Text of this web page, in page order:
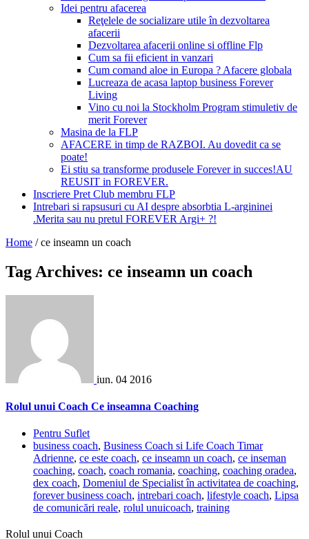
Idei pentru afacerea
Reţelele de socializare utile în dezvoltarea
afacerii
Dezvoltarea afacerii online si offline Flp
Cum sa fii eficient in vanzari
Cum comand aloe in Europa ? Afacere globala
Lucreaza de acasa laptop business Forever
Living
Vino cu noi la Stockholm Program stimuletiv de
merit Forever
Masina de la FLP
AFACERE in timp de RAZBOI. Au dovedit ca se
poate!
Ei stiu sa transforme produsele Forever in succes!AU
REUSIT in FOREVER.
Inscriere Pret Club membru FLP
Intrebari si rapsusuri cu AI despre absorbtia L-argininei
.Merita sau nu pretul FOREVER Argi+ ?!
Home / ce inseamn un coach
Tag Archives: ce inseamn un coach
iun. 04 2016
Rolul unui Coach Ce inseamna Coaching
Pentru Suflet
business coach, Business Coach si Life Coach Timar
Adrienne, ce este coach, ce inseamn un coach, ce inseman
coaching, coach, coach romania, coaching, coaching oradea,
dex coach, Domeniul de Specialist în activitatea de coaching,
forever business coach, intrebari coach, lifestyle coach, Lipsa
de comunicări reale, rolul unuicoach, training
Rolul unui Coach